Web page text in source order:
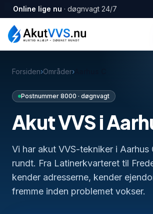
Online lige nu · døgnvagt 24/7
Forsiden›Områder›
Postnummer 8000 · døgnvagt
Akut VVS i
Vi har akut VVS-tekniker i Aarhus
rundt. Fra Latinerkvarteret til
kender adresserne, kender
fremme inden problemet vokser.